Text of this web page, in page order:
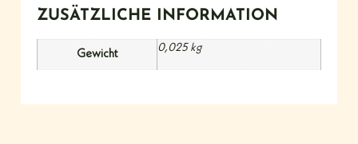
ZUSÄTZLICHE INFORMATION
Gewicht
0,025 kg